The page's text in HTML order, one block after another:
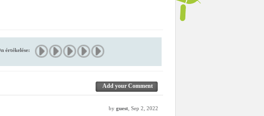
értékelése:
Add your Comment
by guest , Sep 2, 2022